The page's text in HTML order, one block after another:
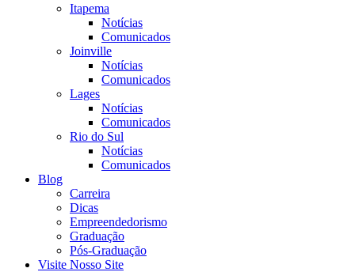
Itapema
Notícias
Comunicados
Joinville
Notícias
Comunicados
Lages
Notícias
Comunicados
Rio do Sul
Notícias
Comunicados
Blog
Carreira
Dicas
Empreendedorismo
Graduação
Pós-Graduação
Visite Nosso Site